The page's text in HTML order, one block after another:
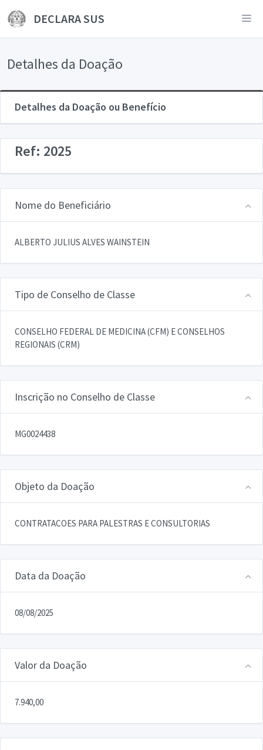
DECLARA SUS
Detalhes da Doação
Detalhes da Doação ou Benefício
Ref: 2025
Nome do Beneficiário
ALBERTO JULIUS ALVES WAINSTEIN
Tipo de Conselho de Classe
CONSELHO FEDERAL DE MEDICINA (CFM) E CONSELHOS
REGIONAIS (CRM)
Inscrição no Conselho de Classe
MG0024438
Objeto da Doação
CONTRATACOES PARA PALESTRAS E CONSULTORIAS
Data da Doação
08/08/2025
Valor da Doação
7.940,00